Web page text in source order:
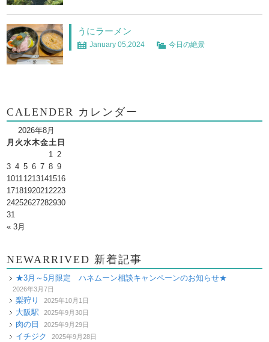
うにラーメン
January 05,2024 今日の絶景
CALENDER カレンダー
2026年8月
月 火水木金土 日
1 2
3 4 5 6 7 8 9
10111213141516
17181920212223
24252627282930
31
« 3月
NEWARRIVED 新着記事
★3月～5月限定 ハネムーン相談キャンペーンのお知らせ★
2026年3月7日
梨狩り 2025年10月1日
大阪駅 2025年9月30日
肉の日 2025年9月29日
イチジク 2025年9月28日